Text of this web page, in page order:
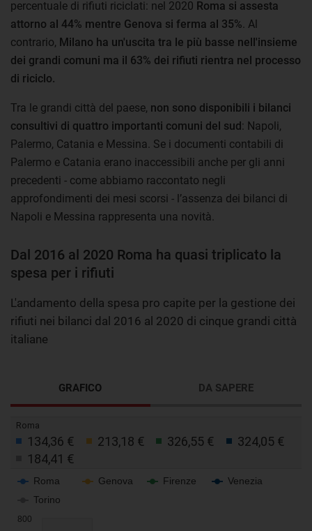
percentuale di rifiuti riciclati: nel 2020 Roma si assesta
attorno al 44% mentre Genova si ferma al 35% . Al
contrario, Milano ha un'uscita tra le più basse nell'insieme
dei grandi comuni ma il 63% dei rifiuti rientra nel processo
di riciclo.
Tra le grandi città del paese, non sono disponibili i bilanci
consultivi di quattro importanti comuni del sud: Napoli,
Palermo, Catania e Messina. Se i documenti contabili di
Palermo e Catania erano inaccessibili anche per gli anni
precedenti - come abbiamo raccontato negli
approfondimenti dei mesi scorsi - l’assenza dei bilanci di
Napoli e Messina rappresenta una novità.
Dal 2016 al 2020 Roma ha quasi triplicato la
spesa per i rifiuti
L'andamento della spesa pro capite per la gestione dei
rifiuti nei bilanci dal 2016 al 2020 di cinque grandi città
italiane
GRAFICO DA SAPERE